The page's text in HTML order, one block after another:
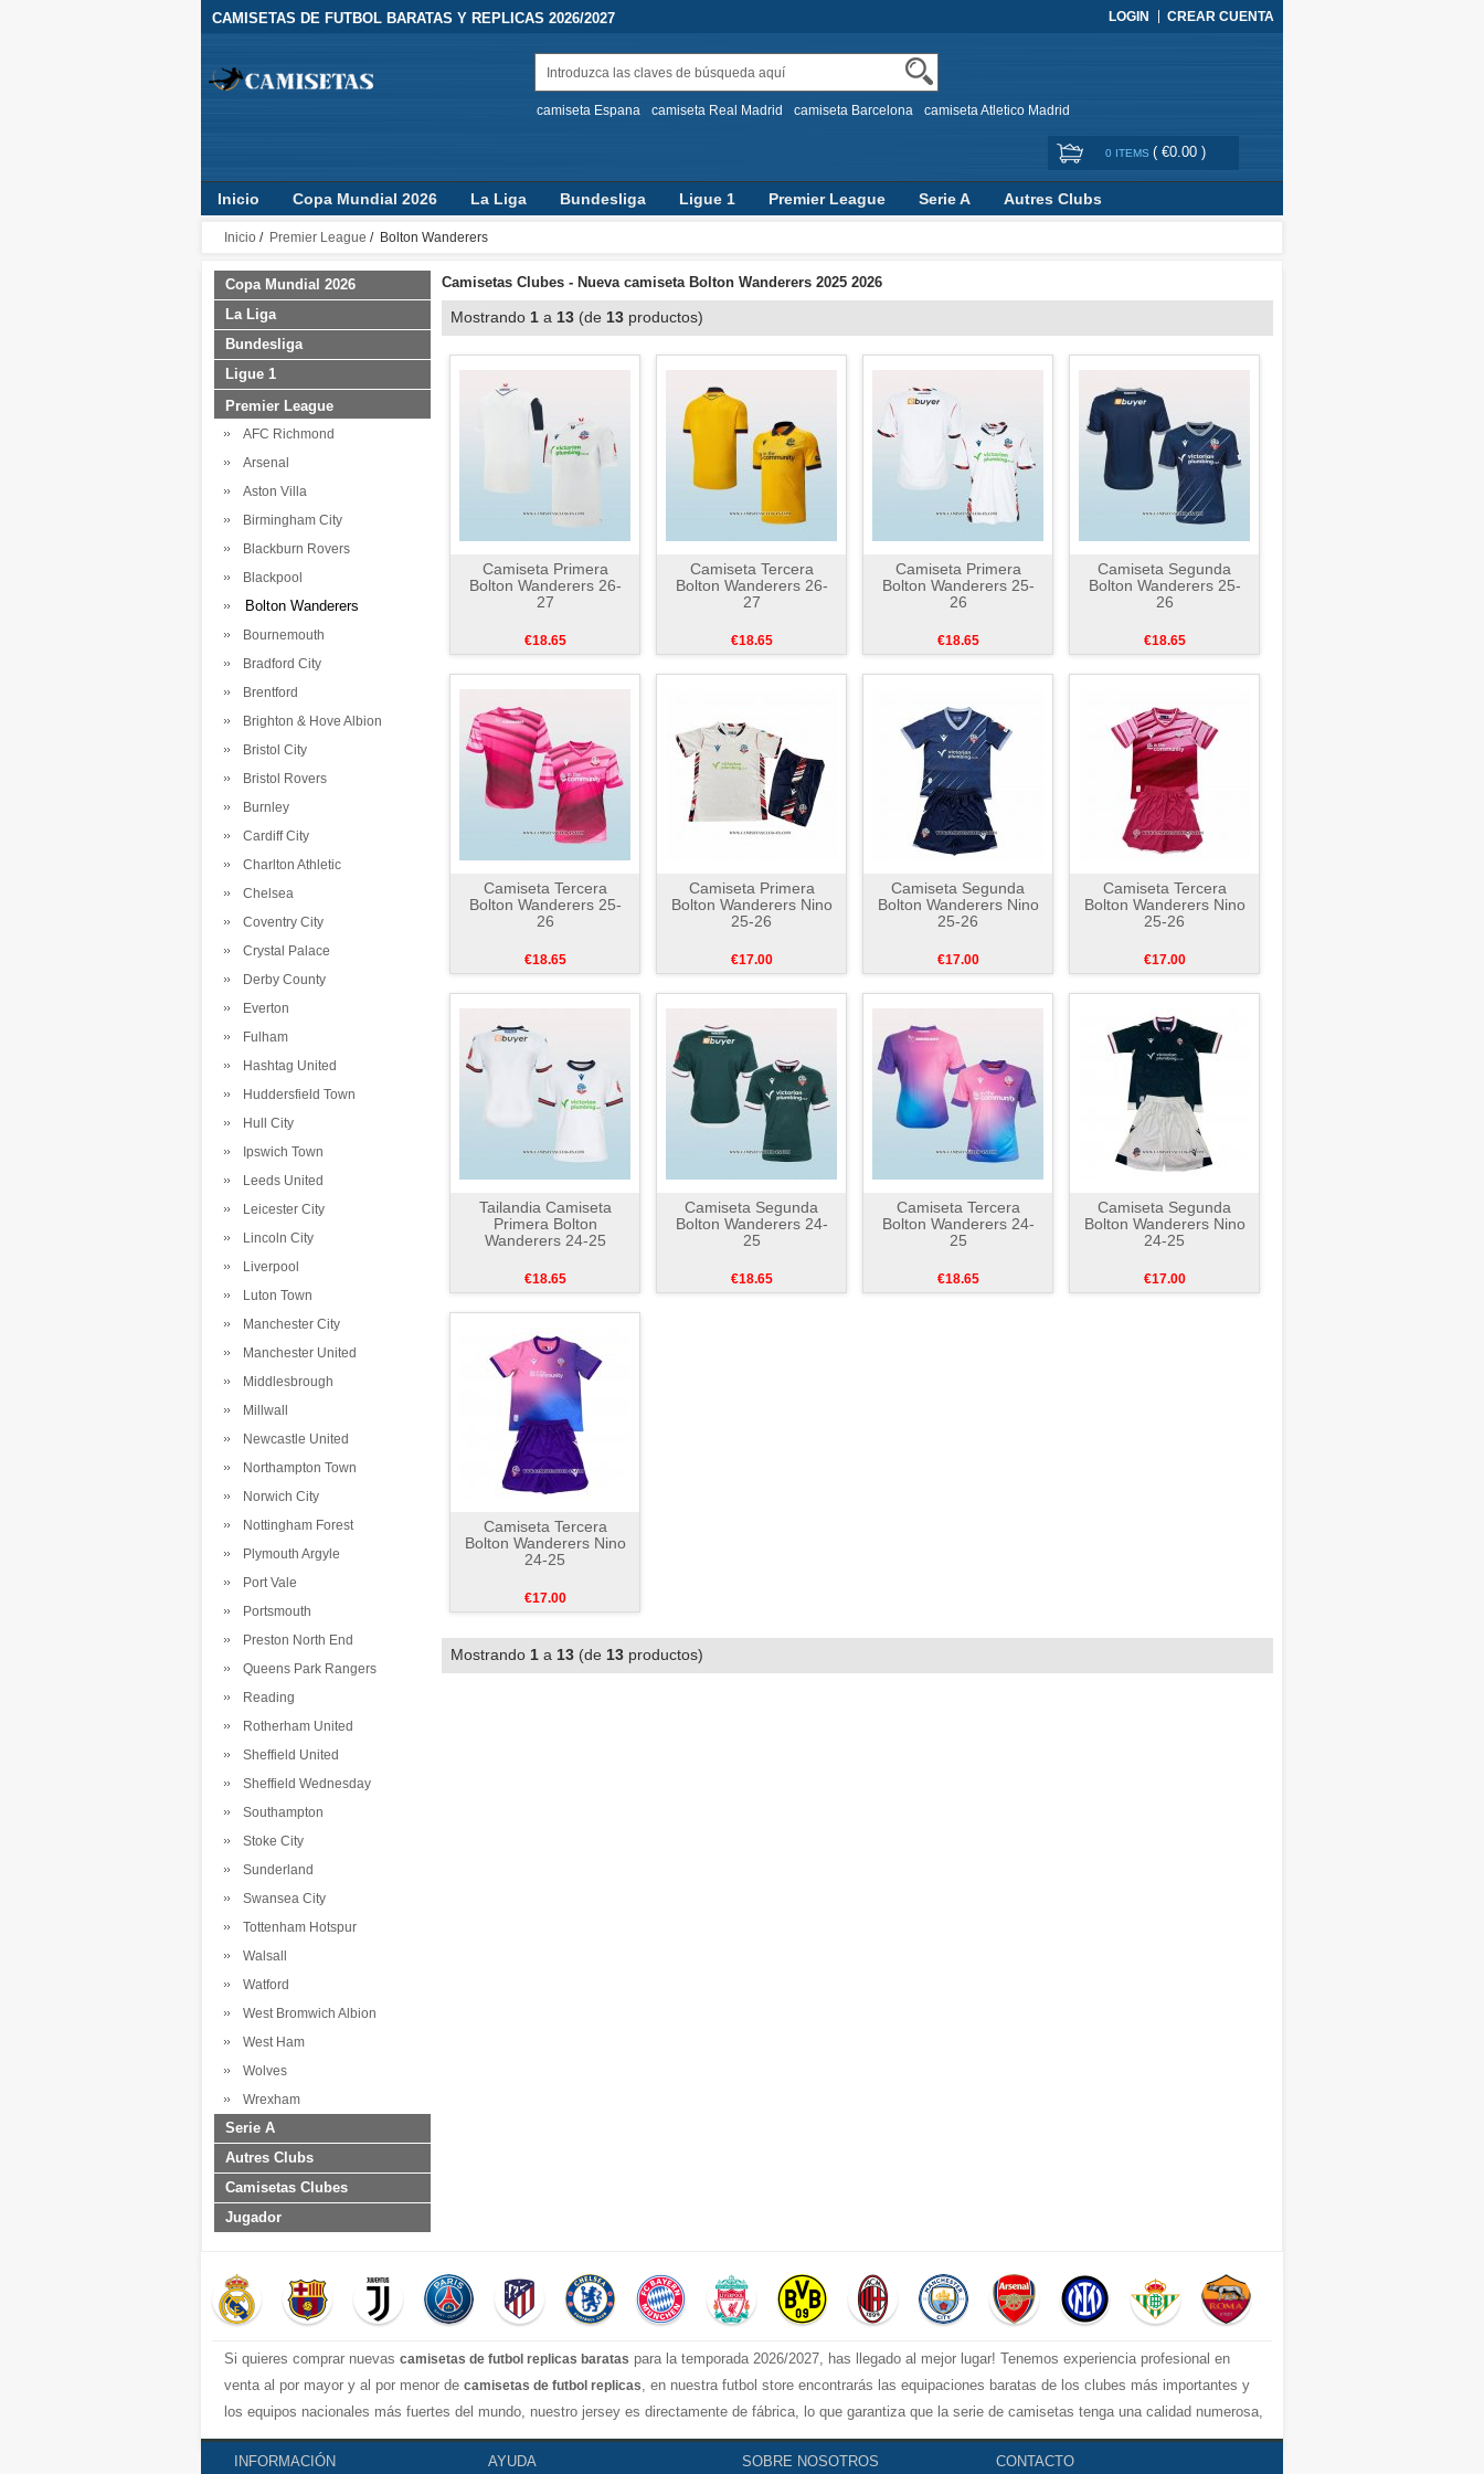
CAMISETAS DE FUTBOL BARATAS Y REPLICAS 2026/2027 LOGIN CREAR CUENTA
camiseta Espana camiseta Real Madrid camiseta Barcelona camiseta Atletico Madrid
0 ITEMS ( €0.00 )
Inicio Copa Mundial 2026 La Liga Bundesliga Ligue 1 Premier League Serie A
Autres Clubs
Camisetas Clubes
Jugador
Inicio / Premier League / Bolton Wanderers
Copa Mundial 2026
La Liga
Bundesliga
Ligue 1
Premier League
AFC Richmond
Arsenal
Aston Villa
Birmingham City
Blackburn Rovers
Blackpool
Bolton Wanderers
Bournemouth
Bradford City
Brentford
Brighton & Hove Albion
Bristol City
Bristol Rovers
Burnley
Cardiff City
Charlton Athletic
Chelsea
Coventry City
Crystal Palace
Derby County
Everton
Fulham
Hashtag United
Huddersfield Town
Hull City
Ipswich Town
Leeds United
Leicester City
Lincoln City
Liverpool
Luton Town
Manchester City
Manchester United
Middlesbrough
Millwall
Newcastle United
Northampton Town
Norwich City
Nottingham Forest
Plymouth Argyle
Port Vale
Portsmouth
Preston North End
Queens Park Rangers
Reading
Rotherham United
Sheffield United
Sheffield Wednesday
Southampton
Stoke City
Sunderland
Swansea City
Tottenham Hotspur
Walsall
Watford
West Bromwich Albion
West Ham
Wolves
Wrexham
Serie A
Autres Clubs
Camisetas Clubes
Jugador
Camisetas Clubes - Nueva camiseta Bolton Wanderers 2025 2026
Mostrando 1 a 13 (de 13 productos)
Camiseta Primera
Bolton Wanderers 26-
27
€18.65
Camiseta Tercera
Bolton Wanderers 26-
27
€18.65
Camiseta Primera
Bolton Wanderers 25-
26
€18.65
Camiseta Segunda
Bolton Wanderers 25-
26
€18.65
Camiseta Tercera
Bolton Wanderers 25-
26
€18.65
Camiseta Primera
Bolton Wanderers Nino
25-26
€17.00
Camiseta Segunda
Bolton Wanderers Nino
25-26
€17.00
Camiseta Tercera
Bolton Wanderers Nino
25-26
€17.00
Tailandia Camiseta
Primera Bolton
Wanderers 24-25
€18.65
Camiseta Segunda
Bolton Wanderers 24-
25
€18.65
Camiseta Tercera
Bolton Wanderers 24-
25
€18.65
Camiseta Segunda
Bolton Wanderers Nino
24-25
€17.00
Camiseta Tercera
Bolton Wanderers Nino
24-25
€17.00
Mostrando 1 a 13 (de 13 productos)
Si quieres comprar nuevas camisetas de futbol replicas baratas para la temporada 2026/2027, has llegado al mejor lugar! Tenemos experiencia profesional en
venta al por mayor y al por menor de camisetas de futbol replicas, en nuestra futbol store encontrarás las equipaciones baratas de los clubes más importantes y
los equipos nacionales más fuertes del mundo, nuestro jersey es directamente de fábrica, lo que garantiza que la serie de camisetas tenga una calidad numerosa,
completa y excelente con una variedad de estilos confiable, Actualizar rápidamente las camisetas de fútbol de la liga superior, por ejemplo: equipacion Barcelona,
real madrid jersey, Atletico de Madrid shirt, camiseta Manchester United...etc! Nuestra misión es ofrecer a los fanáticos del fútbol los mejores precios y
INFORMACIÓN AYUDA SOBRE NOSOTROS CONTACTO